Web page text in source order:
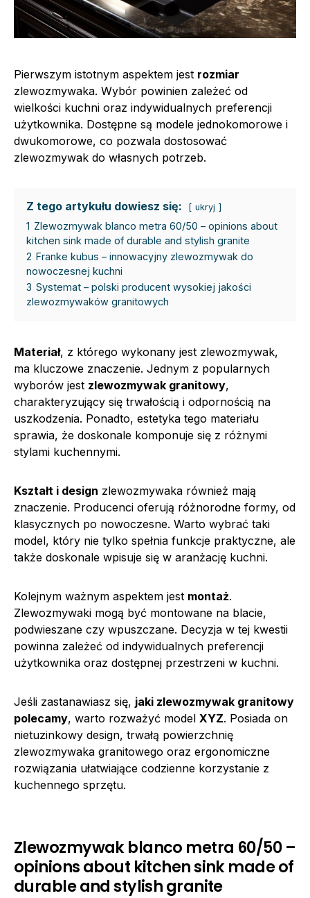
Pierwszym istotnym aspektem jest rozmiar
zlewozmywaka. Wybór powinien zależeć od
wielkości kuchni oraz indywidualnych preferencji
użytkownika. Dostępne są modele jednokomorowe i
dwukomorowe, co pozwala dostosować
zlewozmywak do własnych potrzeb.
Z tego artykułu dowiesz się: ukryj
1 Zlewozmywak blanco metra 60/50 – opinions about
kitchen sink made of durable and stylish granite
2 Franke kubus – innowacyjny zlewozmywak do
nowoczesnej kuchni
3 Systemat – polski producent wysokiej jakości
zlewozmywaków granitowych
Materiał, z którego wykonany jest zlewozmywak,
ma kluczowe znaczenie. Jednym z popularnych
wyborów jest zlewozmywak granitowy,
charakteryzujący się trwałością i odpornością na
uszkodzenia. Ponadto, estetyka tego materiału
sprawia, że doskonale komponuje się z różnymi
stylami kuchennymi.
Kształt i design zlewozmywaka również mają
znaczenie. Producenci oferują różnorodne formy, od
klasycznych po nowoczesne. Warto wybrać taki
model, który nie tylko spełnia funkcje praktyczne, ale
także doskonale wpisuje się w aranżację kuchni.
Kolejnym ważnym aspektem jest montaż.
Zlewozmywaki mogą być montowane na blacie,
podwieszane czy wpuszczane. Decyzja w tej kwestii
powinna zależeć od indywidualnych preferencji
użytkownika oraz dostępnej przestrzeni w kuchni.
Jeśli zastanawiasz się, jaki zlewozmywak granitowy
polecamy, warto rozważyć model XYZ. Posiada on
nietuzinkowy design, trwałą powierzchnię
zlewozmywaka granitowego oraz ergonomiczne
rozwiązania ułatwiające codzienne korzystanie z
kuchennego sprzętu.
Zlewozmywak blanco metra 60/50 –
opinions about kitchen sink made of
durable and stylish granite